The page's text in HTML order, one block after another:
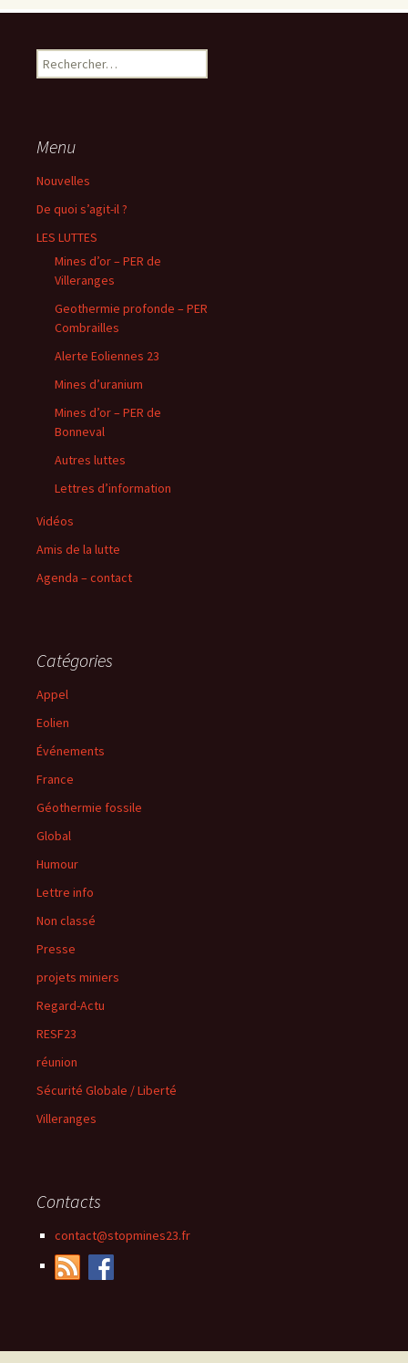
Rechercher :
Menu
Nouvelles
De quoi s’agit-il ?
LES LUTTES
Mines d’or – PER de
Villeranges
Geothermie profonde – PER
Combrailles
Alerte Eoliennes 23
Mines d’uranium
Mines d’or – PER de
Bonneval
Autres luttes
Lettres d’information
Vidéos
Amis de la lutte
Agenda – contact
Catégories
Appel
Eolien
Événements
France
Géothermie fossile
Global
Humour
Lettre info
Non classé
Presse
projets miniers
Regard-Actu
RESF23
réunion
Sécurité Globale / Liberté
Villeranges
Contacts
contact@stopmines23.fr